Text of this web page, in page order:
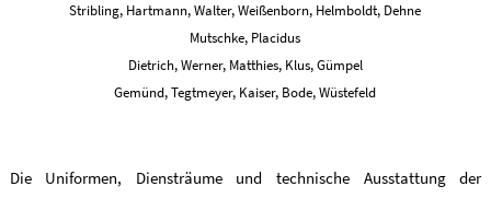
Stribling, Hartmann, Walter, Weißenborn, Helmboldt, Dehne
Mutschke, Placidus
Dietrich, Werner, Matthies, Klus, Gümpel
Gemünd, Tegtmeyer, Kaiser, Bode, Wüstefeld
Die Uniformen, Diensträume und technische Ausstattung der